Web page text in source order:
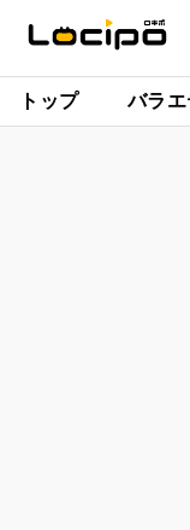
トップ バラエ